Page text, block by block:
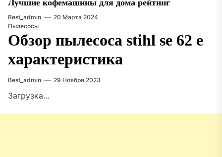
Лучшие кофемашины для дома рейтинг
Best_admin
20 Марта 2024
Пылесосы
Обзор пылесоса stihl se 62 e
характеристика
Best_admin 29 Ноября 2023
Загрузка…